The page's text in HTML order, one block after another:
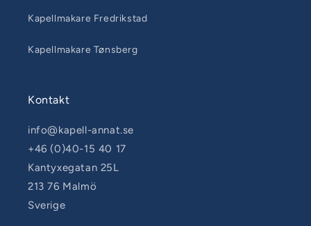
Kapellmakare Fredrikstad
Kapellmakare Tønsberg
Kontakt
info@kapell-annat.se
+46 (0)40-15 40 17
Kantyxegatan 25L
213 76 Malmö
Sverige